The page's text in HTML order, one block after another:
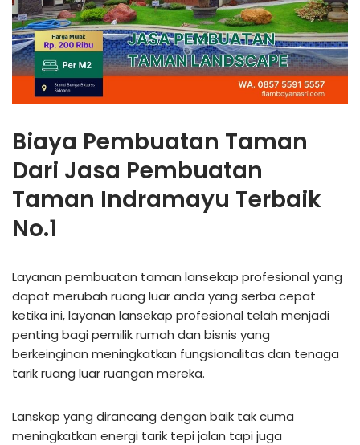
Biaya Pembuatan Taman
Dari Jasa Pembuatan
Taman Indramayu Terbaik
No.1
Layanan pembuatan taman lansekap profesional yang
dapat merubah ruang luar anda yang serba cepat
ketika ini, layanan lansekap profesional telah menjadi
penting bagi pemilik rumah dan bisnis yang
berkeinginan meningkatkan fungsionalitas dan tenaga
tarik ruang luar ruangan mereka.
Lanskap yang dirancang dengan baik tak cuma
meningkatkan energi tarik tepi jalan tapi juga